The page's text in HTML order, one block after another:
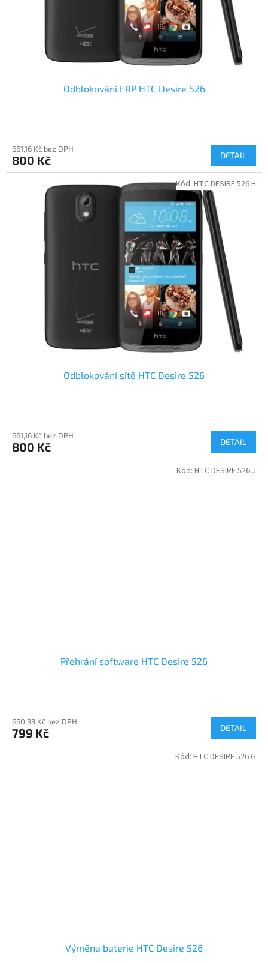
Odblokování FRP HTC Desire 526
661,16 Kč bez DPH
800 Kč DETAIL
Odblokování sítě HTC Desire 526
661,16 Kč bez DPH
800 Kč DETAIL
Kód: HTC DESIRE 526 H
Přehrání software HTC Desire 526
660,33 Kč bez DPH
799 Kč DETAIL
Kód: HTC DESIRE 526 J
Výměna baterie HTC Desire 526
Kód: HTC DESIRE 526 G